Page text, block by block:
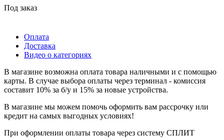
Под заказ
Оплата
Доставка
Видео о категориях
В магазине возможна оплата товара наличными и с помощью
карты. В случае выбора оплаты через терминал - комиссия
составит 10% за б/у и 15% за новые устройства.
В магазине мы можем помочь оформить вам рассрочку или
кредит на самых выгодных условиях!
При оформлении оплаты товара через систему СПЛИТ